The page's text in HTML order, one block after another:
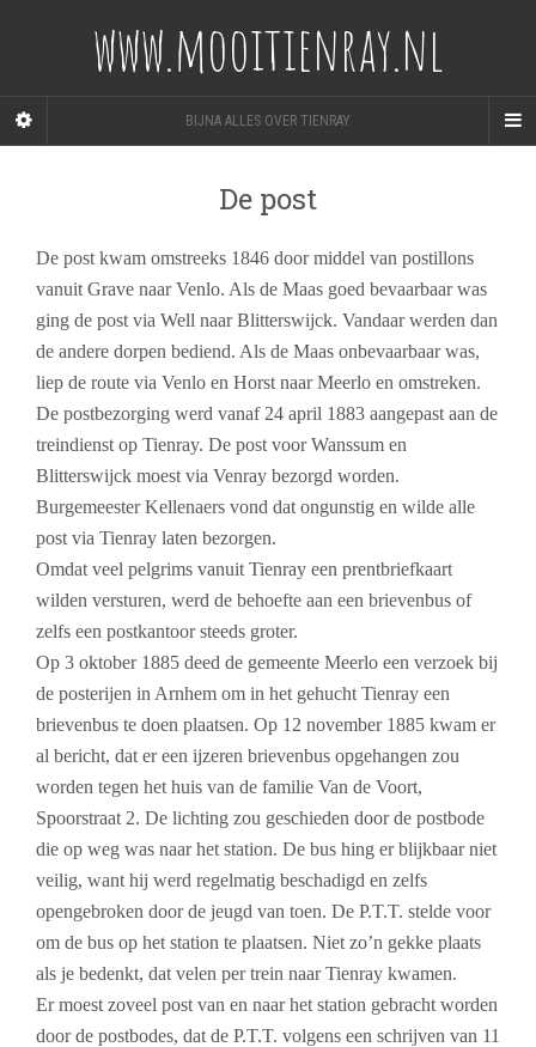
www.mooitienray.nl
BIJNA ALLES OVER TIENRAY
De post
De post kwam omstreeks 1846 door middel van postillons
vanuit Grave naar Venlo. Als de Maas goed bevaarbaar was
ging de post via Well naar Blitterswijck. Vandaar werden dan
de andere dorpen bediend. Als de Maas onbevaarbaar was,
liep de route via Venlo en Horst naar Meerlo en omstreken.
De postbezorging werd vanaf 24 april 1883 aangepast aan de
treindienst op Tienray. De post voor Wanssum en
Blitterswijck moest via Venray bezorgd worden.
Burgemeester Kellenaers vond dat ongunstig en wilde alle
post via Tienray laten bezorgen.
Omdat veel pelgrims vanuit Tienray een prentbriefkaart
wilden versturen, werd de behoefte aan een brievenbus of
zelfs een postkantoor steeds groter.
Op 3 oktober 1885 deed de gemeente Meerlo een verzoek bij
de posterijen in Arnhem om in het gehucht Tienray een
brievenbus te doen plaatsen. Op 12 november 1885 kwam er
al bericht, dat er een ijzeren brievenbus opgehangen zou
worden tegen het huis van de familie Van de Voort,
Spoorstraat 2. De lichting zou geschieden door de postbode
die op weg was naar het station. De bus hing er blijkbaar niet
veilig, want hij werd regelmatig beschadigd en zelfs
opengebroken door de jeugd van toen. De P.T.T. stelde voor
om de bus op het station te plaatsen. Niet zo’n gekke plaats
als je bedenkt, dat velen per trein naar Tienray kwamen.
Er moest zoveel post van en naar het station gebracht worden
door de postbodes, dat de P.T.T. volgens een schrijven van 11